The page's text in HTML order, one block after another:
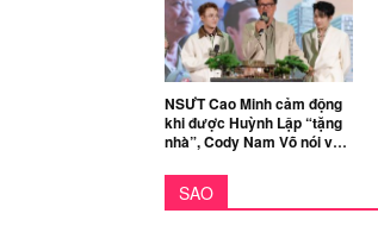
NSƯT Cao Minh cảm động
khi được Huỳnh Lập “tặng
nhà”, Cody Nam Võ nói về
SAO